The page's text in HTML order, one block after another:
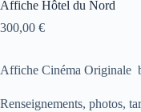
Affiche Hôtel du Nord
300,00 €
Affiche Cinéma Originale
Renseignements, photos,